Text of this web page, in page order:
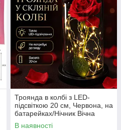
Троянда в колбі з LED-
підсвіткою 20 см, Червона, на
батарейках/Нічник Вічна
троянда/Квітка в колбі
В наявності